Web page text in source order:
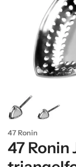
47 Ronin
47